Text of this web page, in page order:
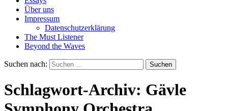
Über uns
Impressum
Datenschutzerklärung
The Must Listener
Beyond the Waves
Suchen nach:
Schlagwort-Archiv: Gävle